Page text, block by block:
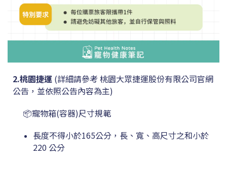
2.桃園捷運 (詳細請參考桃園大眾捷運股份有限公司官網
公告，並依照公告內容為主)
📦寵物箱(容器)尺寸規範
長度不得小於165公分 ， 長 、寬、高尺寸之和小於
220 公分